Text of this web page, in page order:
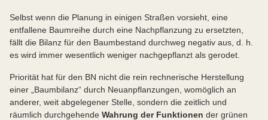
Selbst wenn die Planung in einigen Straßen vorsieht, eine
entfallene Baumreihe durch eine Nachpflanzung zu ersetzten,
fällt die Bilanz für den Baumbestand durchweg negativ aus, d. h.
es wird immer wesentlich weniger nachgepflanzt als gerodet.
Priorität hat für den BN nicht die rein rechnerische Herstellung
einer „Baumbilanz“ durch Neuanpflanzungen, womöglich an
anderer, weit abgelegener Stelle, sondern die zeitlich und
räumlich durchgehende Wahrung der Funktionen der grünen